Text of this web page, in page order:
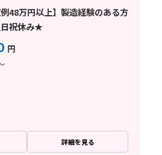
例48万円以上】製造経験のある方
祝休み★
円
詳細を見る